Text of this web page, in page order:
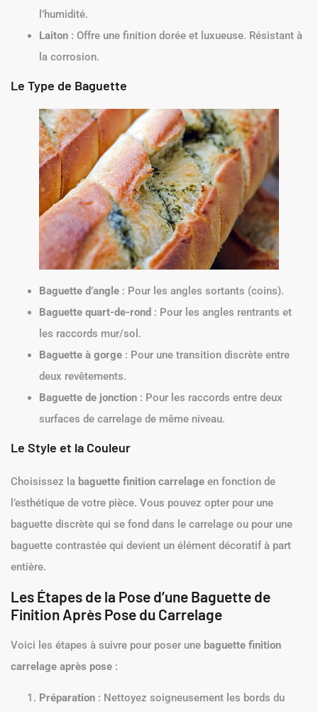
l’humidité.
Laiton : Offre une finition dorée et luxueuse. Résistant à
la corrosion.
Le Type de Baguette
Baguette d’angle : Pour les angles sortants (coins).
Baguette quart-de-rond : Pour les angles rentrants et
les raccords mur/sol.
Baguette à gorge : Pour une transition discrète entre
deux revêtements.
Baguette de jonction : Pour les raccords entre deux
surfaces de carrelage de même niveau.
Le Style et la Couleur
Choisissez la baguette finition carrelage en fonction de
l’esthétique de votre pièce. Vous pouvez opter pour une
baguette discrète qui se fond dans le carrelage ou pour une
baguette contrastée qui devient un élément décoratif à part
entière.
Les Étapes de la Pose d’une Baguette de
Finition Après Pose du Carrelage
Voici les étapes à suivre pour poser une baguette finition
carrelage après pose :
Préparation : Nettoyez soigneusement les bords du